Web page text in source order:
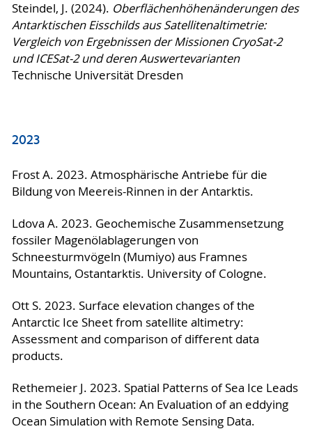
2018
2016
2015
2013
2011
2018
2014
2011
2018
2017
2016
2014
2013
2011
2009
Steindel, J. (2024). Oberflächenhöhenänderungen des
Antarktischen Eisschilds aus Satellitenaltimetrie:
Vergleich von Ergebnissen der Missionen CryoSat-2
und ICESat-2 und deren Auswertevarianten
Technische Universität Dresden
2023
Frost A. 2023. Atmosphärische Antriebe für die
Bildung von Meereis-Rinnen in der Antarktis.
Ldova A. 2023. Geochemische Zusammensetzung
fossiler Magenölablagerungen von
Schneesturmvögeln (Mumiyo) aus Framnes
Mountains, Ostantarktis. University of Cologne.
Ott S. 2023. Surface elevation changes of the
Antarctic Ice Sheet from satellite altimetry:
Assessment and comparison of different data
products.
Rethemeier J. 2023. Spatial Patterns of Sea Ice Leads
in the Southern Ocean: An Evaluation of an eddying
Ocean Simulation with Remote Sensing Data.